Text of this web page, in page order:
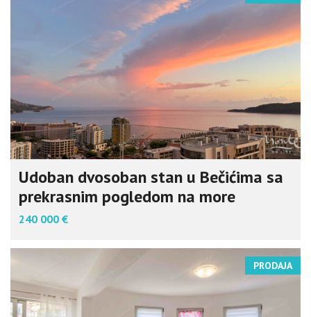
Udoban dvosoban stan u Bečićima sa
prekrasnim pogledom na more
240 000 €
PRODAJA